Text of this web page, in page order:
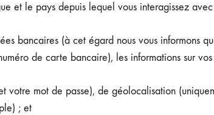
et le pays depuis lequel vous interagissez avec
bancaires (à cet égard nous vous informons
de carte bancaire), les informations sur
votre mot de passe), de géolocalisation
; et